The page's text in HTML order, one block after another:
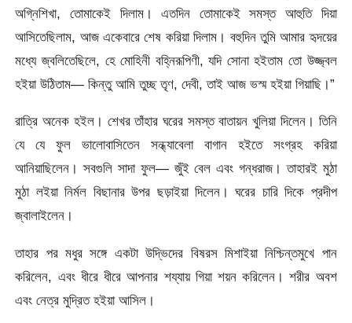
অগ্নিশিখা, তােমাকেই দিলাম। এতদিন তােমাকেই সমস্ত আহুতি দিয়া
আসিতেছিলাম, আজ একেবারে শেষ করিয়া দিলাম। বহুদিন তুমি আমার হৃদয়ের
মধ্যে জ্বলিতেছিলে, হে মােহিনী বহ্নিরূপিণী, যদি সােনা হইতাম তাে উজ্জ্বল
হইয়া উঠিতাম— কিন্তু আমি তুচ্ছ তৃণ, দেবী, তাই আজ ভস্ম হইয়া গিয়াছি।”
রাত্রি অনেক হইল। শেখর তাঁহার ঘরের সমস্ত বাতায়ন খুলিয়া দিলেন। তিনি
যে যে ফুল ভালােবাসিতেন সন্ধ্যাবেলা বাগান হইতে সংগ্রহ করিয়া
আনিয়াছিলেন। সবগুলি সাদা ফুল— জুঁই বেল এবং গন্ধরাজ। তাহারই মুঠা
মুঠা লইয়া নির্মল বিছানার উপর ছড়াইয়া দিলেন। ঘরের চারি দিকে প্রদীপ
জ্বালাইলেন।
তাহার পর মধুর সঙ্গে একটা উদ্ভিদের বিষরস মিশাইয়া নিশ্চিন্তমুখে পান
করিলেন, এবং ধীরে ধীরে আপনার শয্যায় গিয়া শয়ন করিলেন। শরীর অবশ
এবং নেত্র মুদ্রিত হইয়া আসিল।